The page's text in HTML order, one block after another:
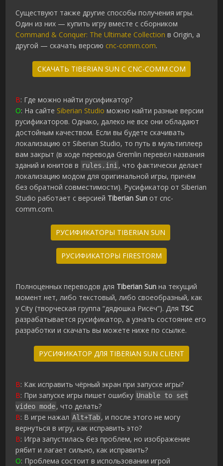
Существуют также другие способы получения игры.
Один из них — купить игру вместе с сборником
Command & Conquer: The Ultimate Collection в Origin, а
другой — скачать версию cnc-comm.com.
СКАЧАТЬ TIBERIAN SUN С CNC-COMM.COM
В: Где можно найти русификатор?
О: На сайте Siberian Studio можно найти разные версии
русификаторов. Однако, далеко не все они обладают
достойным качеством. Если вы будете скачивать
локализацию от Siberian Studio, то путь в мультиплеер
вам закрыт (в ходе перевода Gremlin перевёл названия
зданий и юнитов в rules.ini , что фактически делает
локализацию модом для оригинальной игры, причём
без обратной совместимости). Русификатор от Siberian
Studio работает с версией Tiberian Sun от cnc-
comm.com.
РУСИФИКАТОРЫ TIBERIAN SUN
РУСИФИКАТОРЫ FIRESTORM
Полноценных переводов для Tiberian Sunна текущий
момент нет, либо текстовый, либо своеобразный, как
у City (творческая группа “дядюшка Рисёч”). Для TSC
разрабатывается русификатор, а узнать состояние его
разработки и скачать вы можете ниже по ссылке.
РУСИФИКАТОР ДЛЯ TIBERIAN SUN CLIENT
В: Как исправить чёрный экран при запуске игры?
В: При запуске игры пишет ошибку Unable to set
video mode, что делать?
В: В игре нажал Alt+Tab, и после этого не могу
вернуться в игру, как исправить это?
В: Игра запустилась без проблем, но изображение
рябит и лагает сильно, как исправить?
О: Проблема состоит в использовании игрой